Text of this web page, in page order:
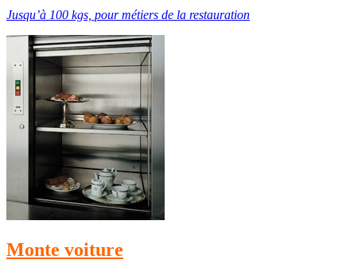
Jusqu’à 100 kgs, pour métiers de la restauration
Monte voiture